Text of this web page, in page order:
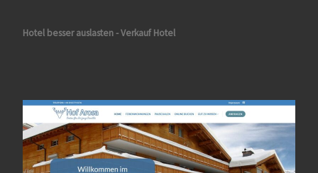
Hotel besser auslasten - Verkauf Hotel